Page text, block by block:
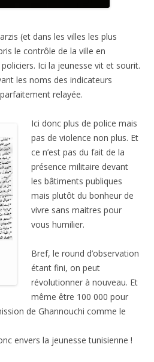
(et dans les villes les plus
le contrôle de la ville en
Ici la jeunesse vit et sourit.
les noms des indicateurs
relayée.
Ici donc plus de police mais
pas de violence non plus. Et
ce n’est pas du fait de la
présence militaire devant
les bâtiments publiques
mais plutôt du bonheur de
vivre sans maitres pour
vous humilier.
Bref, le round d’observation
étant fini, on peut
révolutionner à nouveau. Et
même être 100 000 pour
de Ghannouchi comme le
envers la jeunesse tunisienne !